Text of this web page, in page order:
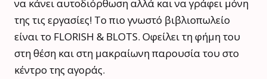
να κάνει αυτοδιόρθωση αλλά και να γράφει μόνη
της τις εργασίες! Το πιο γνωστό βιβλιοπωλείο
είναι το FLORISH & BLOTS. Οφείλει τη φήμη του
στη θέση και στη μακραίωνη παρουσία του στο
κέντρο της αγοράς.